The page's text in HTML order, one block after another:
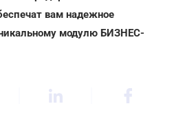
вам надежное
модулю БИЗНЕС-